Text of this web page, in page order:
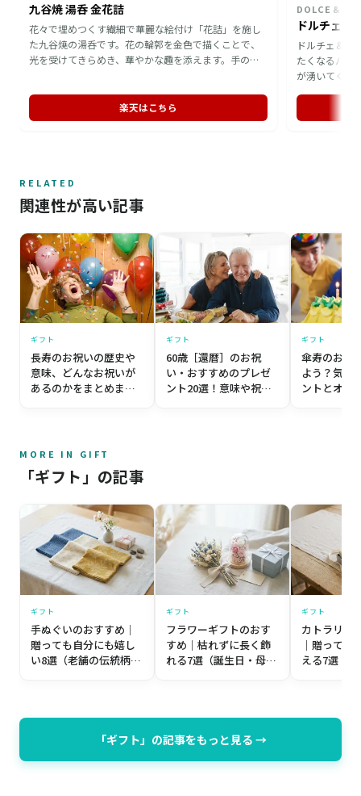
九谷焼 湯呑 金花詰
花々で埋めつくす繊細で華麗な絵付け「花詰」を施し
た九谷焼の湯呑です。花の輪郭を金色で描くことで、
光を受けてきらめき、華やかな趣を添えます。手のひ
れも可能なので、特別感のある記念日の贈り物として
お選びいただけます。
楽天はこちら
ドルチェシ
ドルチェ＆ガ
たくなるパッ
が湧いてくる
じて使い分け
RELATED
関連性が高い記事
ギフト
長寿のお祝いの歴史や
意味、どんなお祝いが
あるのかをまとめまし
ギフト
60歳［還暦］のお祝
い・おすすめのプレゼ
ント20選！意味や祝い
ギフト
傘寿のお祝
よう？気を
ントとオス
MORE IN GIFT
「ギフト」の記事
ギフト
手ぬぐいのおすすめ｜
贈っても自分にも嬉し
い8選（老舗の伝統柄か
ギフト
フラワーギフトのおす
すめ｜枯れずに長く飾
れる7選（誕生日・母の
ギフト
カトラリー
｜贈っても
える7選（
「ギフト」の記事をもっと見る →